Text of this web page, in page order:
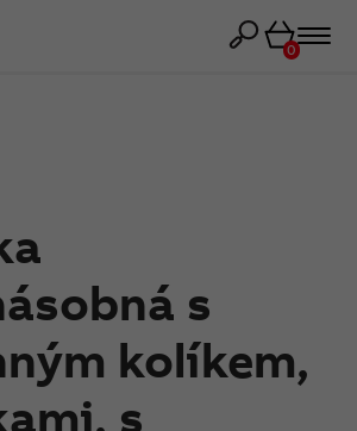
Košík
0
s
kolíkem,
s